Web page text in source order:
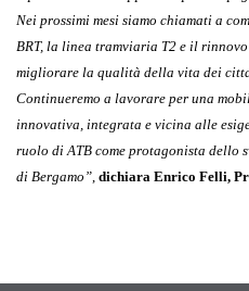
Nei prossimi mesi siamo chiamati a
BRT, la linea tramviaria T2 e il
migliorare la qualità della vita dei
Continueremo a lavorare per una
innovativa, integrata e vicina alle
ruolo di ATB come protagonista dello
di Bergamo”, dichiara Enrico Felli,